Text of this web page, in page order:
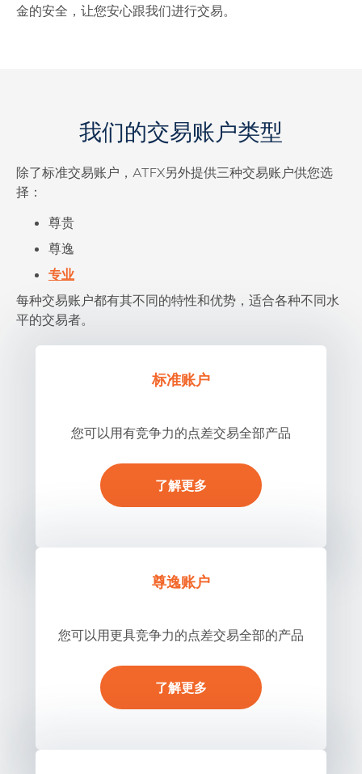
金的安全，让您安心跟我们进行交易。
我们的交易账户类型
除了标准交易账户，ATFX另外提供三种交易账户供您选
择：
尊贵
尊逸
专业
每种交易账户都有其不同的特性和优势，适合各种不同水
平的交易者。
标准账户
您可以用有竞争力的点差交易全部产品
了解更多
尊逸账户
您可以用更具竞争力的点差交易全部的产品
了解更多